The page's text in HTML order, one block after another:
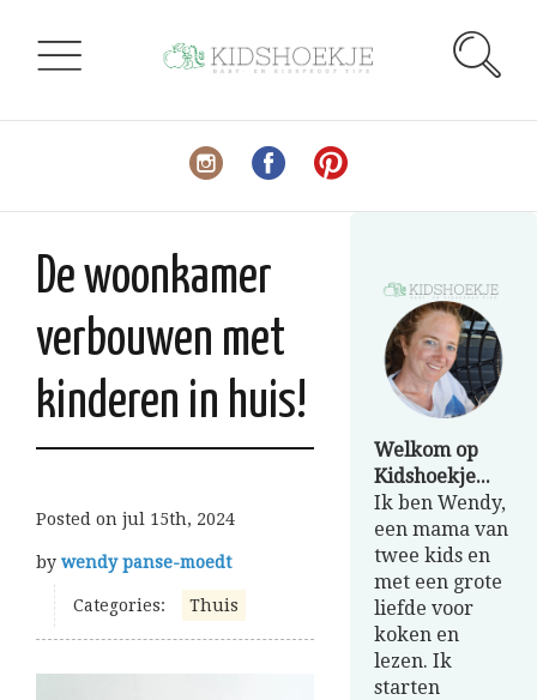
De woonkamer
verbouwen met
kinderen in huis!
Posted on jul 15th, 2024
by wendy panse-moedt
Categories: Thuis
Welkom op
Kidshoekje...
Ik ben Wendy,
een mama van
twee kids en
met een grote
liefde voor
koken en
lezen. Ik
starten